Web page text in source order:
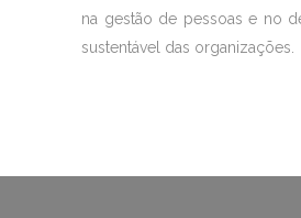
na gestão de pessoas e no
sustentável das organizações.